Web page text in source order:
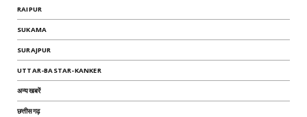
RAIPUR
SUKAMA
SURAJPUR
UTTAR-BASTAR-KANKER
अन्यखबरें
छत्तीसगढ़